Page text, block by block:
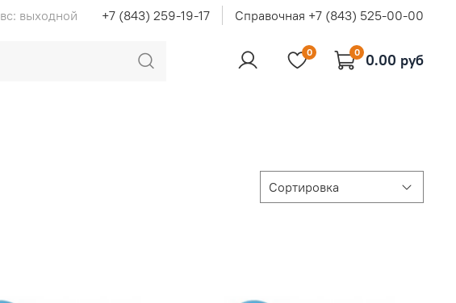
выходной +7 (843) 259-19-17 Справочная +7 (843) 525-00-00
0 0 0.00 руб